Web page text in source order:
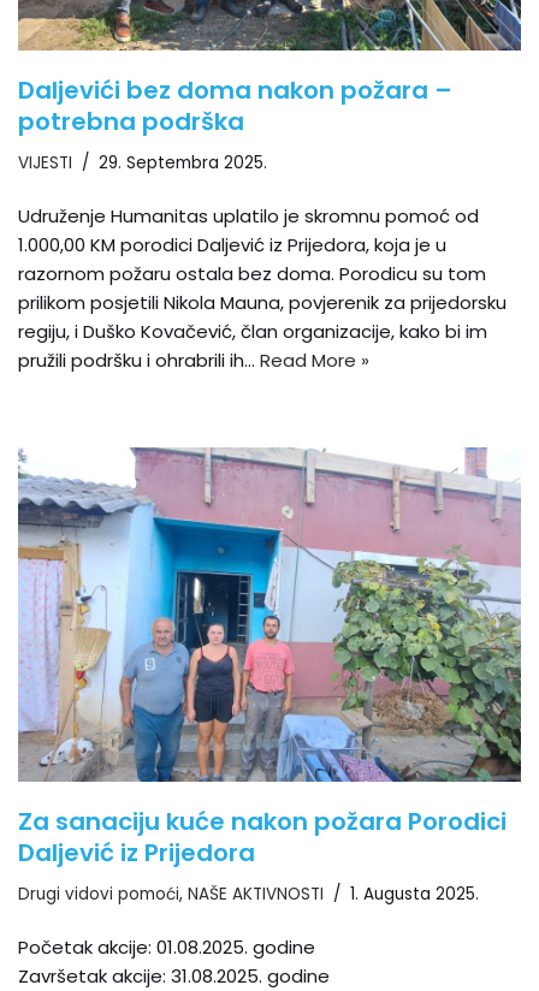
Daljevići bez doma nakon požara –
potrebna podrška
VIJESTI 29. Septembra 2025.
Udruženje Humanitas uplatilo je skromnu pomoć od
1.000,00 KM porodici Daljević iz Prijedora, koja je u
razornom požaru ostala bez doma. Porodicu su tom
prilikom posjetili Nikola Mauna, povjerenik za prijedorsku
regiju, i Duško Kovačević, član organizacije, kako bi im
pružili podršku i ohrabrili ih… Read More »
Za sanaciju kuće nakon požara Porodici
Daljević iz Prijedora
Drugi vidovi pomoći, NAŠE AKTIVNOSTI 1. Augusta 2025.
Početak akcije: 01.08.2025. godine
Završetak akcije: 31.08.2025. godine